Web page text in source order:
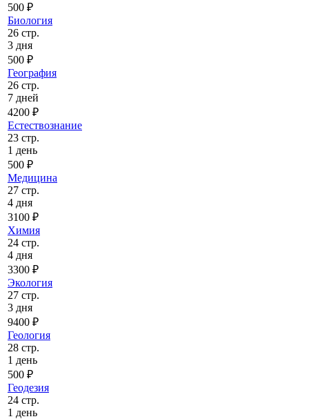
500 ₽
Биология
26 стр.
3 дня
500 ₽
География
26 стр.
7 дней
4200 ₽
Естествознание
23 стр.
1 день
500 ₽
Медицина
27 стр.
4 дня
3100 ₽
Химия
24 стр.
4 дня
3300 ₽
Экология
27 стр.
3 дня
9400 ₽
Геология
28 стр.
1 день
500 ₽
Геодезия
24 стр.
1 день